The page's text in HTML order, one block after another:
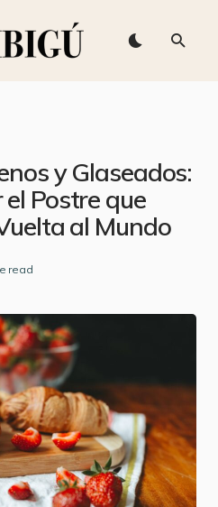
y Glaseados:
Postre que
al Mundo
read